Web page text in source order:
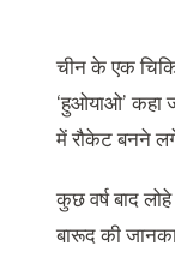
चीन के एक
‘हुओयाओ’ कहा
में रौकेट बनने लगे
कुछ वर्ष बाद
बारूद की